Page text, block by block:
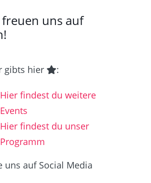
uns auf
gibts hier :
Hier findest du weitere
Events
Hier findest du unser
Programm
uns auf Social Media